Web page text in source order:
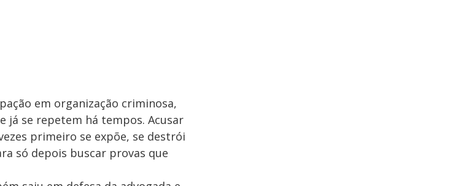
em organização criminosa,
já se repetem há tempos. Acusar
primeiro se expõe, se destrói
só depois buscar provas que